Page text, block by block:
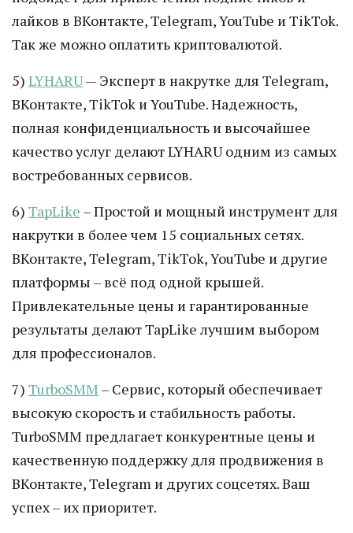
лайков в ВКонтакте, Telegram, YouTube и TikTok.
Так же можно оплатить криптовалютой.
5) LYHARU— Эксперт в накрутке для Telegram,
ВКонтакте, TikTok и YouTube. Надежность,
полная конфиденциальность и высочайшее
качество услуг делают LYHARU одним из самых
востребованных сервисов.
6) TapLike – Простой и мощный инструмент для
накрутки в более чем 15 социальных сетях.
ВКонтакте, Telegram, TikTok, YouTube и другие
платформы – всё под одной крышей.
Привлекательные цены и гарантированные
результаты делают TapLike лучшим выбором
для профессионалов.
7) TurboSMM – Сервис, который обеспечивает
высокую скорость и стабильность работы.
TurboSMM предлагает конкурентные цены и
качественную поддержку для продвижения в
ВКонтакте, Telegram и других соцсетях. Ваш
успех – их приоритет.